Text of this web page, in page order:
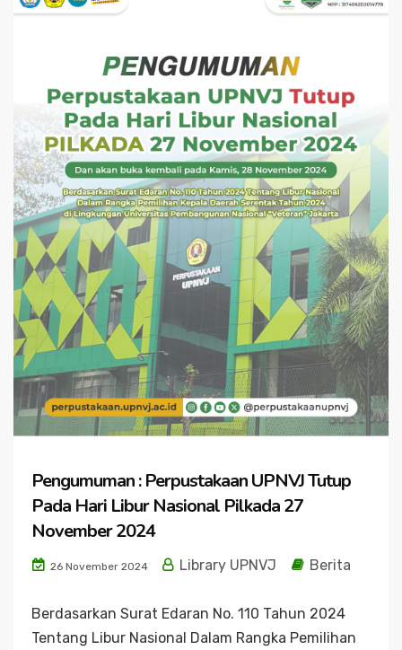
Pengumuman : Perpustakaan UPNVJ Tutup
Pada Hari Libur Nasional Pilkada 27
November 2024
26 November 2024 Library UPNVJ Berita
Berdasarkan Surat Edaran No. 110 Tahun 2024
Tentang Libur Nasional Dalam Rangka Pemilihan